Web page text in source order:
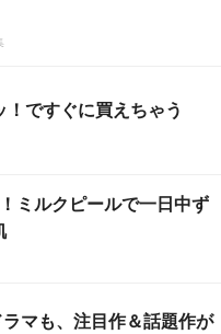
！ですぐに買えちゃう
ミルクピールで一日中ず
マも、注目作＆話題作が